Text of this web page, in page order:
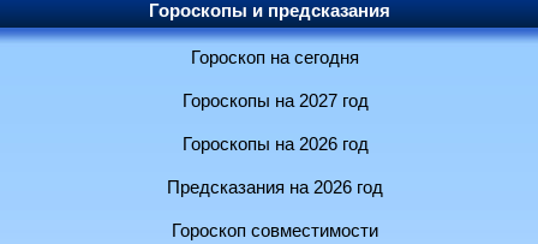
Гороскопы и предсказания
Гороскоп на сегодня
Гороскопы на 2027 год
Гороскопы на 2026 год
Предсказания на 2026 год
Гороскоп совместимости